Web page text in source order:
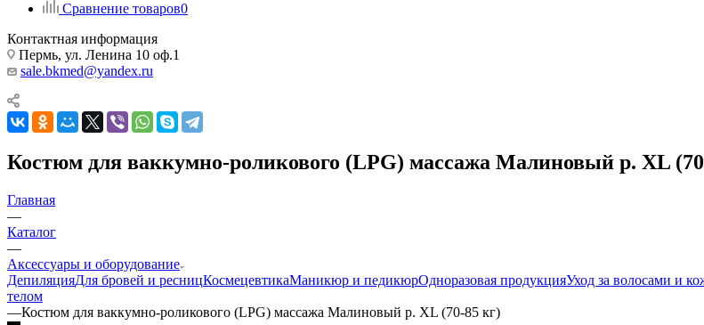
Сравнение товаров0
Контактная информация
Пермь, ул. Ленина 10 оф.1
sale.bkmed@yandex.ru
Костюм для ваккумно-роликового (LPG) массажа Малиновый р. XL
Главная
—
Каталог
—
Аксессуары и оборудование
ДепиляцияДля бровей и ресницКосмецевтикаМаникюр и педикюрОдноразовая продукцияУход за волосами и
телом
—Костюм для ваккумно-роликового (LPG) массажа Малиновый р. XL (70-85 кг)